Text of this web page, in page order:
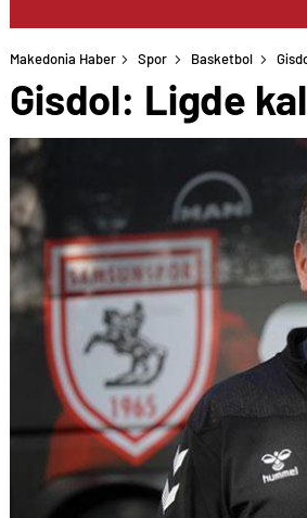
Makedonia Haber Spor Basketbol
Gisdol: Ligde